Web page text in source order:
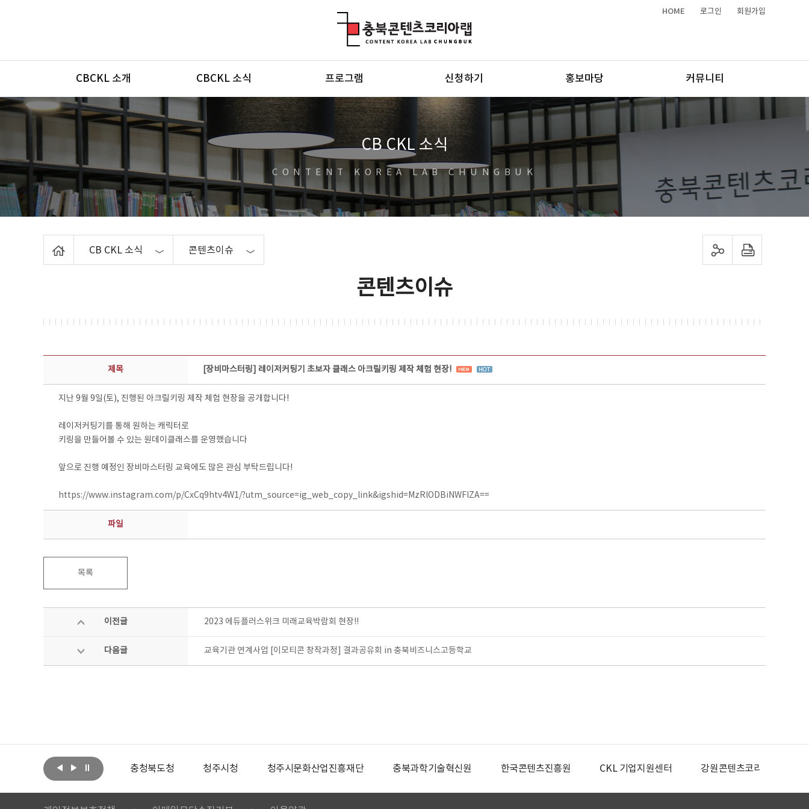
HOME 로그인 회원가입
메뉴
CBCKL 소개 CBCKL 소식 프로그램 신청하기 홍보마당 커뮤니티
CB CKL 소식
CONTENT KOREA LAB CHUNGBUK
CB CKL 소식 콘텐츠이슈 sns 공유하기 프린트하기
콘텐츠이슈
콘텐츠이슈 상세보기 - 제목, 담당부서, 담당자, 담당연락처, 내용, 첨부파일 정보 제공
제목 [장비마스터링] 레이저커팅기 초보자 클래스 아크릴키링 제작 체험 현장!
지난 9월 9일(토), 진행된 아크릴키링 제작 체험 현장을 공개합니다!
레이저커팅기를 통해 원하는 캐릭터로
키링을 만들어볼 수 있는 원데이클래스를 운영했습니다
앞으로 진행 예정인 장비마스터링 교육에도 많은 관심 부탁드립니다!
https://www.instagram.com/p/CxCq9htv4W1/?utm_source=ig_web_copy_link&igshid=MzRlODBiNWFlZA==
파일
목록
이전글 2023 에듀플러스위크 미래교육박람회 현장!!
다음글 교육기관 연계사업 [이모티콘 창작과정] 결과공유회 in 충북비즈니스고등학교
문화체육관광부 충청북도청 청주시청 청주시문화산업진흥재단 충북과학기술혁신원 한국콘텐츠진흥원 CKL 기업지원센터 강원콘텐츠코리아랩